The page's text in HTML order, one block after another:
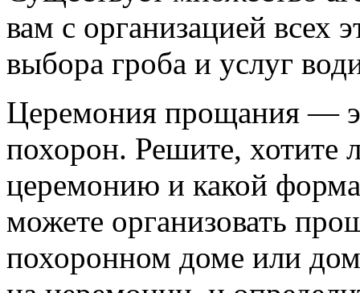
вам с организацией всех
выбора гроба и услуг
Церемония прощания —
похорон. Решите, хотите
церемонию и какой
можете организовать
похоронном доме или